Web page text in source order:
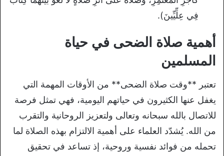
فِي عِلِّيِّينَ).
أهمية صلاة الضحى في حياة
المسلمين
تعتبر **وقت صلاة الضحى** من الأوقات المهمة التي
يغفل عنها الكثيرون في حياتهم اليومية، فهي تمثل فرصة
للاتصال بالله سبحانه وتعالى ولتعزيز الروحانية والتقرب
من الله. يُشدّد العلماء على أهمية الالتزام بهذه الصلاة لما
تحمله من فوائد نفسية وروحية، إذ تساعد في تحقيق